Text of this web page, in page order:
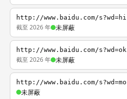
http://www.baidu.com/s?wd=hi
截至 2026 年 未屏蔽
http://www.baidu.com/s?wd=ok
截至 2026 年 未屏蔽
http://www.baidu.com/s?wd=mo
未屏蔽